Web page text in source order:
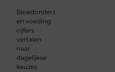
Bloedonderzoek
en voeding:
cijfers
vertalen
naar
dagelijkse
keuzes